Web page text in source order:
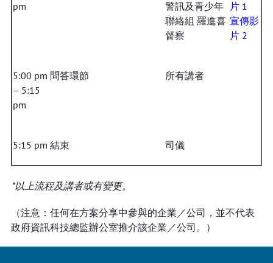
pm
警訊及青少年
聯絡組 羅進喜
督察
片 1
宣傳影
片 2
5:00 pm
– 5:15
pm
問答環節 所有講者
5:15 pm 結束 司儀
*以上流程及講者或有變更。
（注意：任何在方案分享中參與的企業／公司，並不代表
政府資訊科技總監辦公室推介該企業／公司。）